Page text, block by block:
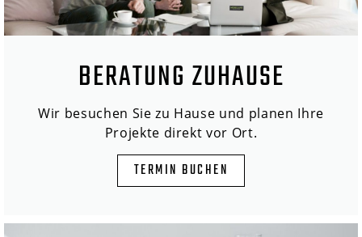
BERATUNG ZUHAUSE
Wir besuchen Sie zu Hause und planen Ihre
Projekte direkt vor Ort.
TERMIN BUCHEN